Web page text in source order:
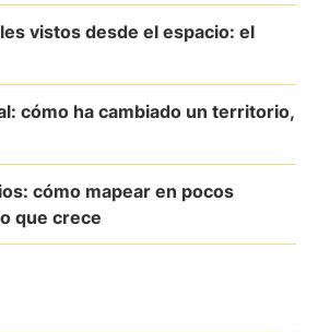
vistos desde el espacio: el
cómo ha cambiado un territorio,
cómo mapear en pocos
que crece